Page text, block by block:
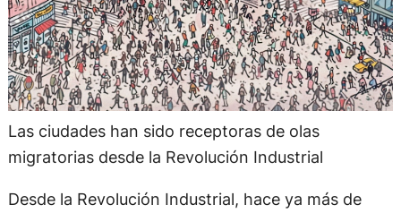
Las ciudades han sido receptoras de olas
migratorias desde la Revolución Industrial
Desde la Revolución Industrial, hace ya más de